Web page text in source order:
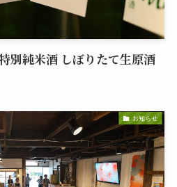
別純米酒 しぼりたて生原酒
お知らせ